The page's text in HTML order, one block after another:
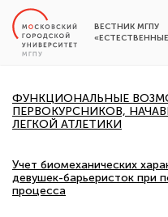
ВЕСТНИК МГПУ
ФУНКЦИОНАЛЬНЫЕ
ПЕРВОКУРСНИКОВ,
ЛЕГКОЙ АТЛЕТИКИ
Учет биомеханических
девушек-барьеристок при
процесса